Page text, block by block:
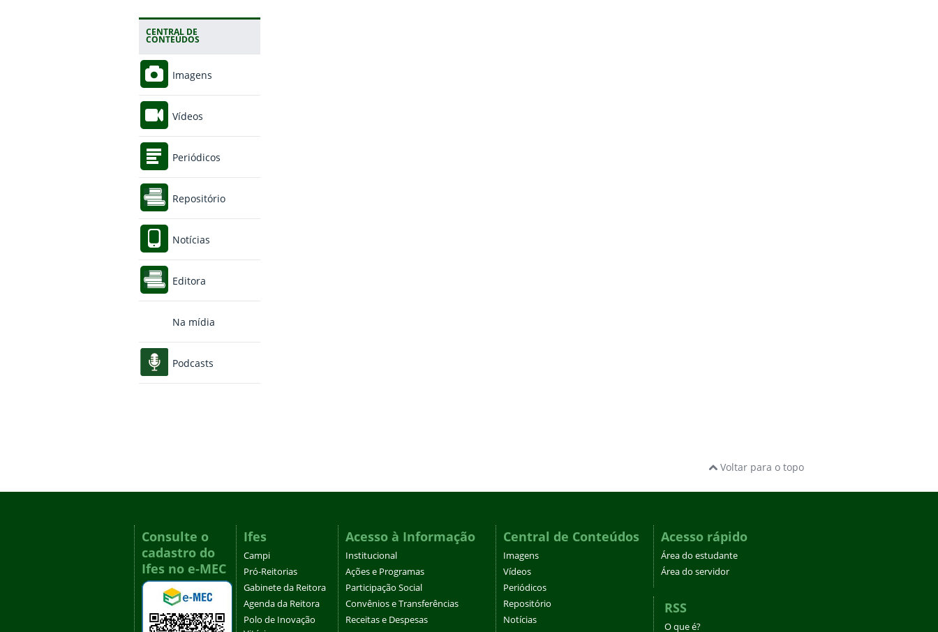
CENTRAL DE
CONTEÚDOS
Imagens
Vídeos
Periódicos
Repositório
Notícias
Editora
Na mídia
Podcasts
Voltar para o topo
Consulte o
cadastro do
Ifes no e-MEC
Ifes
Campi
Pró-Reitorias
Gabinete da Reitora
Agenda da Reitora
Polo de Inovação
Acesso à Informação
Institucional
Ações e Programas
Participação Social
Convênios e Transferências
Receitas e Despesas
Central de Conteúdos
Imagens
Vídeos
Periódicos
Repositório
Notícias
Acesso rápido
Área do estudante
Área do servidor
RSS
O que é?